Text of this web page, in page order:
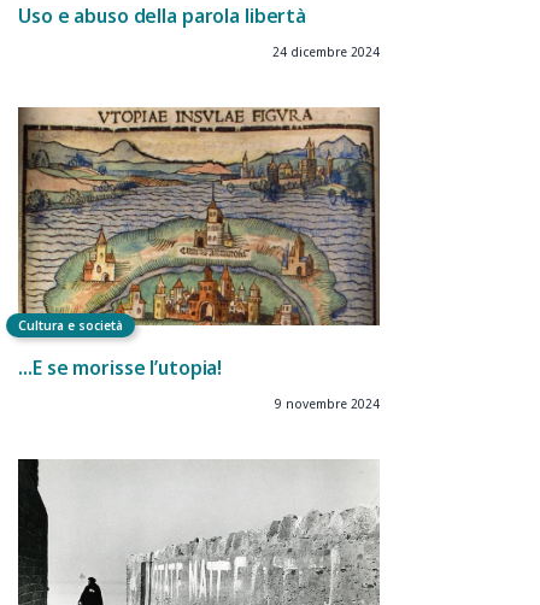
Uso e abuso della parola libertà
24 dicembre 2024
Cultura e società
…E se morisse l’utopia!
9 novembre 2024